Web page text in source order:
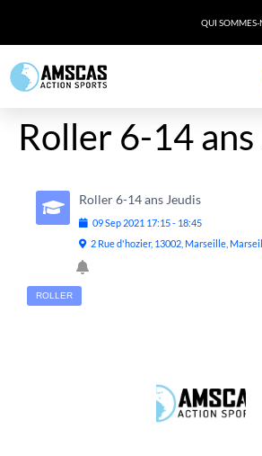
QUI SOMMES-
Roller 6-14 ans
Roller 6-14 ans Jeudis
09Sep 2021 17:15- 18:45
2 Rue d'hozier, 13002, Marseille,
ROLLER